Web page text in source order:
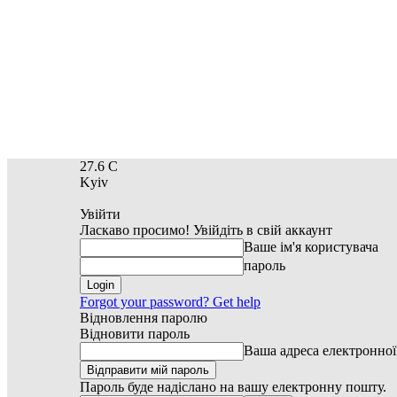
27.6 C
Kyiv
Увійти
Ласкаво просимо! Увійдіть в свій аккаунт
Ваше ім'я користувача
пароль
Forgot your password? Get help
Відновлення паролю
Відновити пароль
Ваша адреса
Пароль буде надіслано на вашу електронну пошту.